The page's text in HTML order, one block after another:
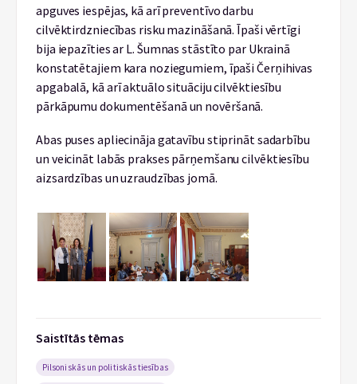
apguves iespējas, kā arī preventīvo darbu
cilvēktirdzniecības risku mazināšanā. Īpaši vērtīgi
bija iepazīties ar L. Šumnas stāstīto par Ukrainā
konstatētajiem kara noziegumiem, īpaši Čerņihivas
apgabalā, kā arī aktuālo situāciju cilvēktiesību
pārkāpumu dokumentēšanā un novēršanā.
Abas puses apliecināja gatavību stiprināt sadarbību
un veicināt labās prakses pārņemšanu cilvēktiesību
aizsardzības un uzraudzības jomā.
Saistītās tēmas
Pilsoniskās un politiskās tiesības